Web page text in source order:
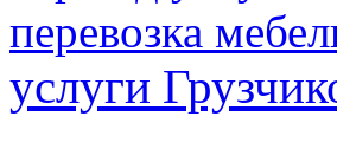
перевозка
услуги